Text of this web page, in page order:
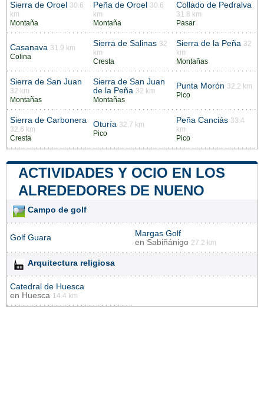
Sierra de Oroel
30.6
km
Montaña
Peña de Oroel
30.6
km
Montaña
Collado de Pedralva
31.8 km
Pasar
Casanava 31.9 km
Colina
Sierra de Salinas 32
km
Cresta
Sierra de la Peña 32
km
Montañas
Sierra de San Juan
32 km
Montañas
Sierra de San Juan
de la Peña 32 km
Montañas
Punta Morón 32.2 km
Pico
Sierra de Carbonera
32.6 km
Cresta
Oturía 32.7 km
Pico
Peña Canciás 33.4
km
Pico
ACTIVIDADES Y OCIO EN LOS
ALREDEDORES DE NUENO
Campo de golf
Golf Guara
Margas Golf
en Sabiñánigo 27.2 km
Arquitectura religiosa
Catedral de Huesca
en Huesca 14.4 km